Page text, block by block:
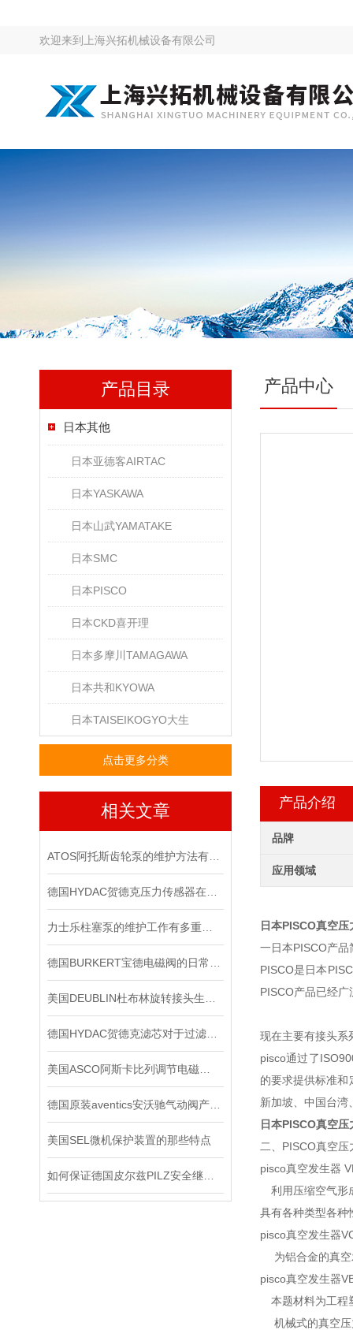
欢迎来到 上海兴拓机械设备有限公司
产品目录
日本其他
日本亚德客AIRTAC
日本YASKAWA
日本山武YAMATAKE
日本SMC
日本PISCO
日本CKD喜开理
日本多摩川TAMAGAWA
日本共和KYOWA
日本TAISEIKOGYO大生
点击更多分类
相关文章
美国SEL微机保护装置的那些特点
产品中心
产品介绍
品牌
应用领域
日本PISCO真空压
一日本PISCO产品
PISCO是日本
PISCO产品已经
现在主要有接头系
pisco通过了
的要求提供标准
新加坡、中国台湾
日本PISCO真空压
二、PISCO真空
pisco真空发生器
利用压缩空气形
具有各种类型各
pisco真空发生器
为铝合金的真空
pisco真空发生器
本题材料为工程
机械式的真空压